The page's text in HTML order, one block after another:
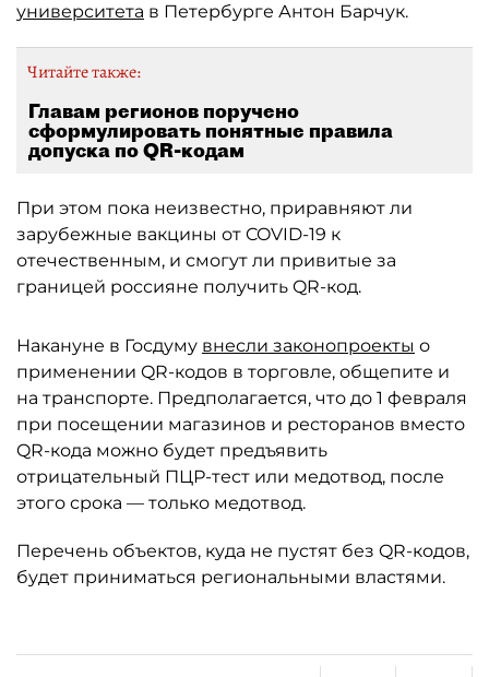
университета в Петербурге Антон Барчук.
Читайте также:
Главам регионов поручено
сформулировать понятные правила
допуска по QR-кодам
При этом пока неизвестно, приравняют ли
зарубежные вакцины от COVID-19 к
отечественным, и смогут ли привитые за
границей россияне получить QR-код.
Накануне в Госдуму внесли законопроекты о
применении QR-кодов в торговле, общепите и
на транспорте. Предполагается, что до 1 февраля
при посещении магазинов и ресторанов вместо
QR-кода можно будет предъявить
отрицательный ПЦР-тест или медотвод, после
этого срока — только медотвод.
Перечень объектов, куда не пустят без QR-кодов,
будет приниматься региональными властями.